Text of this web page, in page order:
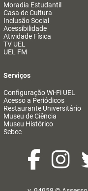
Moradia Estudantil
Casa de Cultura
Inclusão Social
Acessibilidade
Atividade Física
TV UEL
UEL FM
Serviços
Configuração Wi-Fi UEL
Acesso a Periódicos
Restaurante Universitário
Museu de Ciência
Museu Histórico
Sebec